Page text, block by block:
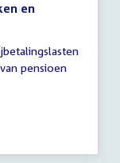
en
pensioen